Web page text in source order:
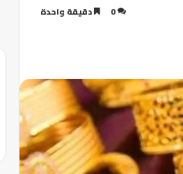
0 دقيقة واحدة